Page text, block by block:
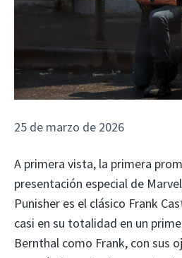
25 de marzo de 2026
A primera vista, la primera
presentación especial de
Punisher es el clásico Frank
casi en su totalidad en un
Bernthal como Frank, con sus